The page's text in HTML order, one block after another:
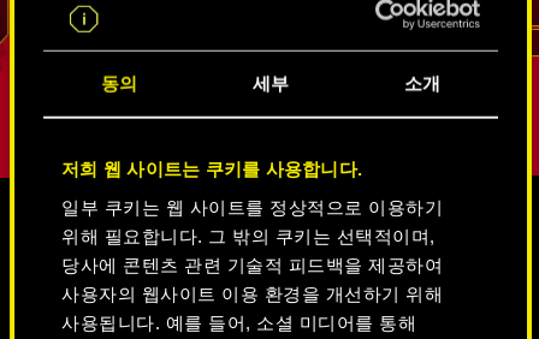
동의 세부 소개
저희 웹 사이트는 쿠키를 사용합니다.
일부 쿠키는 웹 사이트를 정상적으로 이용하기
위해 필요합니다. 그 밖의 쿠키는 선택적이며,
당사에 콘텐츠 관련 기술적 피드백을 제공하여
사용자의 웹사이트 이용 환경을 개선하기 위해
사용됩니다. 예를 들어, 소셜 미디어를 통해
미디어